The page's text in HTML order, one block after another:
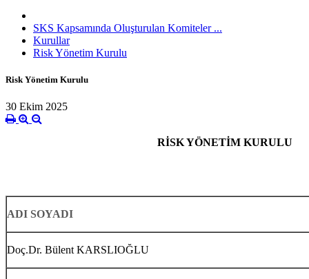
SKS Kapsamında Oluşturulan Komiteler ...
Kurullar
Risk Yönetim Kurulu
Risk Yönetim Kurulu
30 Ekim 2025
RİSK YÖNETİM KURULU
ADI SOYADI
Doç.Dr. Bülent KARSLIOĞLU